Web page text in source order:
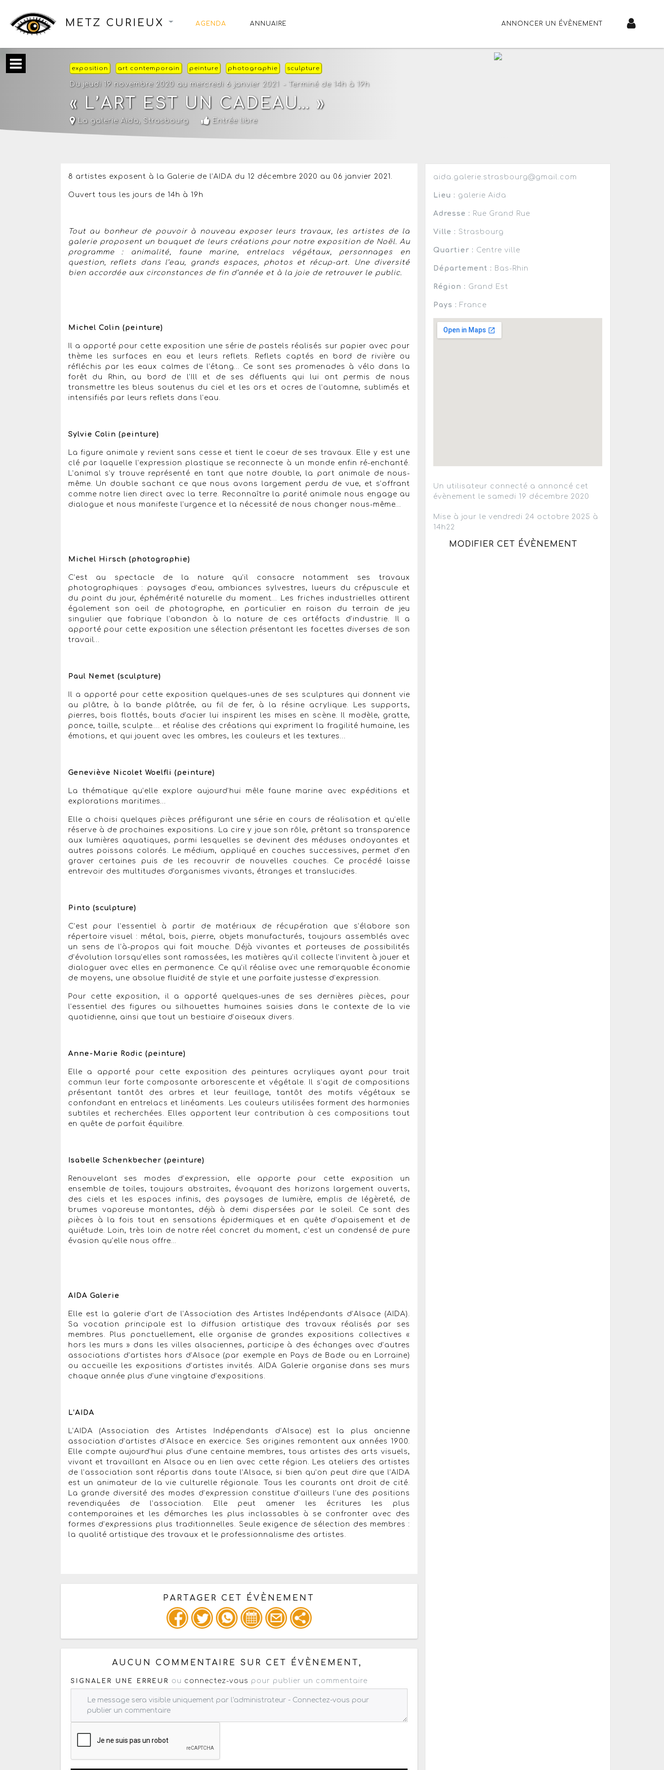
METZ CURIEUX AGENDA ANNUAIRE ANNONCER UN ÉVÈNEMENT
exposition art contemporain peinture photographie sculpture
Du jeudi 19 novembre 2020 au mercredi 6 janvier 2021 - Terminé de 14h à 19h
« L’ART EST UN CADEAU… »
La galerie Aida, Strasbourg Entrée libre
8 artistes exposent à la Galerie de l’AIDA du 12 décembre 2020 au 06 janvier 2021.
Ouvert tous les jours de 14h à 19h
Tout au bonheur de pouvoir à nouveau exposer leurs travaux, les artistes de la
galerie proposent un bouquet de leurs créations pour notre exposition de Noël. Au
programme : animalité, faune marine, entrelacs végétaux, personnages en
question, reflets dans l’eau, grands espaces, photos et récup-art. Une diversité
bien accordée aux circonstances de fin d’année et à la joie de retrouver le public.
Michel Colin (peinture)
Il a apporté pour cette exposition une série de pastels réalisés sur papier avec pour
thème les surfaces en eau et leurs reflets. Reflets captés en bord de rivière ou
réfléchis par les eaux calmes de l’étang… Ce sont ses promenades à vélo dans la
forêt du Rhin, au bord de l’Ill et de ses défluents qui lui ont permis de nous
transmettre les bleus soutenus du ciel et les ors et ocres de l’automne, sublimés et
intensifiés par leurs reflets dans l’eau.
Sylvie Colin (peinture)
La figure animale y revient sans cesse et tient le coeur de ses travaux. Elle y est une
clé par laquelle l’expression plastique se reconnecte à un monde enfin ré-enchanté.
L’animal s’y trouve représenté en tant que notre double, la part animale de nous-
même. Un double sachant ce que nous avons largement perdu de vue, et s’offrant
comme notre lien direct avec la terre. Reconnaître la parité animale nous engage au
dialogue et nous manifeste l’urgence et la nécessité de nous changer nous-même…
Michel Hirsch (photographie)
C’est au spectacle de la nature qu’il consacre notamment ses travaux
photographiques : paysages d’eau, ambiances sylvestres, lueurs du crépuscule et
du point du jour, éphémérité naturelle du moment… Les friches industrielles attirent
également son oeil de photographe, en particulier en raison du terrain de jeu
singulier que fabrique l’abandon à la nature de ces artéfacts d’industrie. Il a
apporté pour cette exposition une sélection présentant les facettes diverses de son
travail…
Paul Nemet (sculpture)
Il a apporté pour cette exposition quelques-unes de ses sculptures qui donnent vie
au plâtre, à la bande plâtrée, au fil de fer, à la résine acrylique. Les supports,
pierres, bois flottés, bouts d'acier lui inspirent les mises en scène. Il modèle, gratte,
ponce, taille, sculpte…. et réalise des créations qui expriment la fragilité humaine, les
émotions, et qui jouent avec les ombres, les couleurs et les textures...
Geneviève Nicolet Woelfli (peinture)
La thématique qu’elle explore aujourd’hui mêle faune marine avec expéditions et
explorations maritimes…
Elle a choisi quelques pièces préfigurant une série en cours de réalisation et qu’elle
réserve à de prochaines expositions. La cire y joue son rôle, prêtant sa transparence
aux lumières aquatiques, parmi lesquelles se devinent des méduses ondoyantes et
autres poissons colorés. Le médium, appliqué en couches successives, permet d’en
graver certaines puis de les recouvrir de nouvelles couches. Ce procédé laisse
entrevoir des multitudes d'organismes vivants, étranges et translucides.
Pinto (sculpture)
C’est pour l’essentiel à partir de matériaux de récupération que s’élabore son
répertoire visuel : métal, bois, pierre, objets manufacturés, toujours assemblés avec
un sens de l’à-propos qui fait mouche. Déjà vivantes et porteuses de possibilités
d’évolution lorsqu’elles sont ramassées, les matières qu’il collecte l’invitent à jouer et
dialoguer avec elles en permanence. Ce qu’il réalise avec une remarquable économie
de moyens, une absolue fluidité de style et une parfaite justesse d’expression.
Pour cette exposition, il a apporté quelques-unes de ses dernières pièces, pour
l’essentiel des figures ou silhouettes humaines saisies dans le contexte de la vie
quotidienne, ainsi que tout un bestiaire d’oiseaux divers.
Anne-Marie Rodic (peinture)
Elle a apporté pour cette exposition des peintures acryliques ayant pour trait
commun leur forte composante arborescente et végétale. Il s’agit de compositions
présentant tantôt des arbres et leur feuillage, tantôt des motifs végétaux se
confondant en entrelacs et linéaments. Les couleurs utilisées forment des harmonies
subtiles et recherchées. Elles apportent leur contribution à ces compositions tout
en quête de parfait équilibre.
Isabelle Schenkbecher (peinture)
Renouvelant ses modes d’expression, elle apporte pour cette exposition un
ensemble de toiles, toujours abstraites, évoquant des horizons largement ouverts,
des ciels et les espaces infinis, des paysages de lumière, emplis de légèreté, de
brumes vaporeuse montantes, déjà à demi dispersées par le soleil. Ce sont des
pièces à la fois tout en sensations épidermiques et en quête d’apaisement et de
quiétude. Loin, très loin de notre réel concret du moment, c’est un condensé de pure
évasion qu’elle nous offre…
AIDA Galerie
Elle est la galerie d’art de l’Association des Artistes Indépendants d’Alsace (AIDA).
Sa vocation principale est la diffusion artistique des travaux réalisés par ses
membres. Plus ponctuellement, elle organise de grandes expositions collectives «
hors les murs » dans les villes alsaciennes, participe à des échanges avec d’autres
associations d’artistes hors d’Alsace (par exemple en Pays de Bade ou en Lorraine)
ou accueille les expositions d’artistes invités. AIDA Galerie organise dans ses murs
chaque année plus d’une vingtaine d’expositions.
L’AIDA
L’AIDA (Association des Artistes Indépendants d’Alsace) est la plus ancienne
association d’artistes d’Alsace en exercice. Ses origines remontent aux années 1900.
Elle compte aujourd’hui plus d’une centaine membres, tous artistes des arts visuels,
vivant et travaillant en Alsace ou en lien avec cette région. Les ateliers des artistes
de l’association sont répartis dans toute l’Alsace, si bien qu’on peut dire que l’AIDA
est un animateur de la vie culturelle régionale. Tous les courants ont droit de cité.
La grande diversité des modes d’expression constitue d’ailleurs l’une des positions
revendiquées de l’association. Elle peut amener les écritures les plus
contemporaines et les démarches les plus inclassables à se confronter avec des
formes d’expressions plus traditionnelles. Seule exigence de sélection des membres :
la qualité artistique des travaux et le professionnalisme des artistes.
PARTAGER CET ÉVÈNEMENT
Copiez les infos ci-dessous pour un : mail / forum / réseau social
AUCUN COMMENTAIRE SUR CET ÉVÈNEMENT,
SIGNALER UNE ERREUR ou connectez-vous pour publier un commentaire
aida.galerie.strasbourg@gmail.com
Lieu : galerie Aida
Adresse : Rue Grand Rue
Ville : Strasbourg
Quartier : Centre ville
Département : Bas-Rhin
Région : Grand Est
Pays : France
Un utilisateur connecté a annoncé cet
évènement le samedi 19 décembre 2020
Mise à jour le vendredi 24 octobre 2025 à
14h22
MODIFIER CET ÉVÈNEMENT